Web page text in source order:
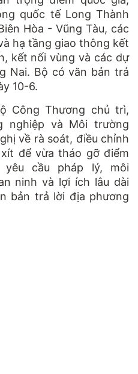
quốc tế Long Thành
Hòa - Vũng Tàu, các
hạ tầng giao thông kết
kết nối vùng và các dự
Nai. Bộ có văn bản trả
10-6.
Công Thương chủ trì,
nghiệp và Môi trường
về rà soát, điều chỉnh
để vừa tháo gỡ điểm
yêu cầu pháp lý, môi
ninh và lợi ích lâu dài
bản trả lời địa phương